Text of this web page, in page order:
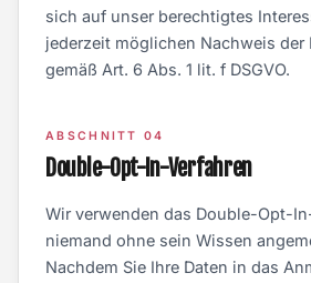
sich auf unser berechtigtes
jederzeit möglichen Nachweis
gemäß Art. 6 Abs. 1 lit. f DSGVO.
ABSCHNITT 04
Double-Opt-In-Verfahren
Wir verwenden das Double-Opt-
niemand ohne sein Wissen
Nachdem Sie Ihre Daten in das